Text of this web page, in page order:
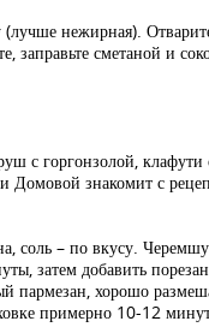
(лучше нежирная).
сметаной и
с горгонзолой,
знакомит с
соль – по вкусу.
затем добавить
хорошо
примерно 10-12